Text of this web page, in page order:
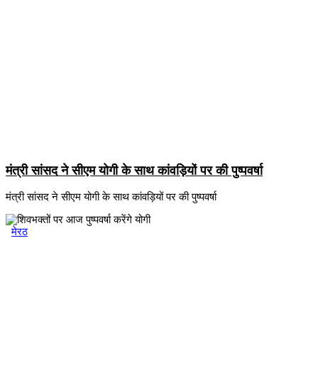
मंत्री सांसद ने सीएम योगी के साथ कांवड़ियों पर की पुष्पवर्षा
मंत्री सांसद ने सीएम योगी के साथ कांवड़ियों पर की पुष्पवर्षा
मेरठ